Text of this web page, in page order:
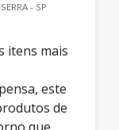
- SP
itens mais
este
de